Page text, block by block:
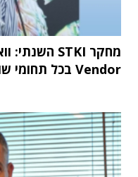
Vendor בכל תחומי שוק ה-IT